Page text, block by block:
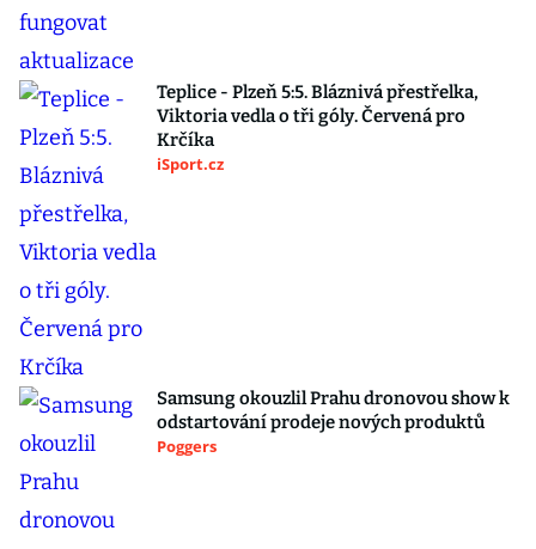
Teplice - Plzeň 5:5. Bláznivá přestřelka,
Viktoria vedla o tři góly. Červená pro
Krčíka
iSport.cz
Samsung okouzlil Prahu dronovou show k
odstartování prodeje nových produktů
Poggers